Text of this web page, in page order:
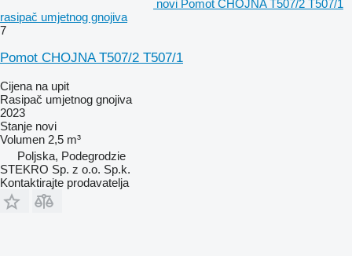
novi Pomot CHOJNA T507/2 T507/1
rasipač umjetnog gnojiva
7
Pomot CHOJNA T507/2 T507/1
Cijena na upit
Rasipač umjetnog gnojiva
2023
Stanje novi
Volumen 2,5 m³
Poljska, Podegrodzie
STEKRO Sp. z o.o. Sp.k.
Kontaktirajte prodavatelja